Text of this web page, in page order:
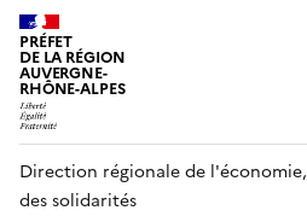
Panneau de gestion des cookies
PRÉFET
DE LA RÉGION
AUVERGNE-
RHÔNE-ALPES
Direction régionale de
des solidarités